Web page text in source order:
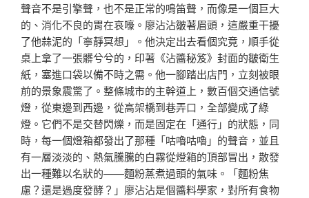
聲音不是引擎聲，也不是正常的鳴笛聲，而像是一個巨大
的、消化不良的胃在哀嚎。廖沾沾皺著眉頭，這嚴重干擾
了他蒜泥的「寧靜冥想」。他決定出去看個究竟，順手從
桌上拿了一張髒兮兮的，印著《沾醬秘笈》封面的皺衛生
紙，塞進口袋以備不時之需。他一腳踏出店門，立刻被眼
前的景象震驚了。整條城市的主幹道上，數百個交通信號
燈，從東邊到西邊，從高架橋到巷弄口，全部變成了綠
燈。它們不是交替閃爍，而是固定在「通行」的狀態，同
時，每一個燈箱都發出了那種「咕嚕咕嚕」的聲音，並且
有一層淡淡的、熱氣騰騰的白霧從燈箱的頂部冒出，散發
出一種難以名狀的——麵粉蒸煮過頭的氣味。「麵粉焦
慮？還是過度發酵？」廖沾沾是個醬料學家，對所有食物